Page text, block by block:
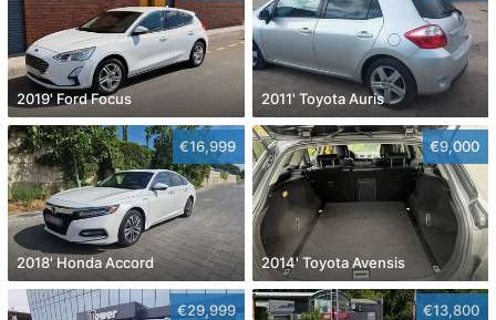
2019' Ford Focus 2011' Toyota Auris
€16,999
2018' Honda Accord
€9,000
2014' Toyota Avensis
€29,999 €13,800